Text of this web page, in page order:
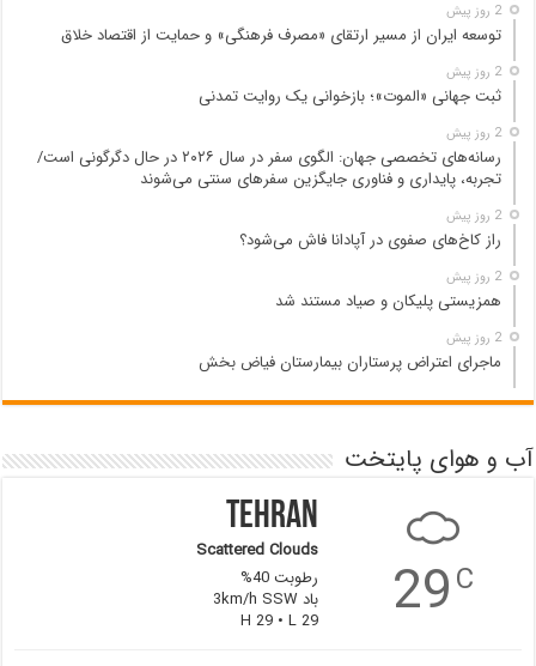
2 روز پیش
توسعه ایران از مسیر ارتقای «مصرف فرهنگی» و حمایت از اقتصاد خلاق
2 روز پیش
ثبت جهانی «الموت»؛ بازخوانی یک روایت تمدنی
2 روز پیش
رسانه‌های تخصصی جهان: الگوی سفر در سال ۲۰۲۶ در حال دگرگونی است/
تجربه، پایداری و فناوری جایگزین سفرهای سنتی می‌شوند
2 روز پیش
راز کاخ‌های صفوی در آپادانا فاش می‌شود؟
2 روز پیش
همزیستی پلیکان و صیاد مستند شد
2 روز پیش
ماجرای اعتراض پرستاران بیمارستان فیاض بخش
آب و هوای پایتخت
29C
Tehran
Scattered Clouds
رطوبت 40%
باد 3km/h SSW
H 29 • L 29